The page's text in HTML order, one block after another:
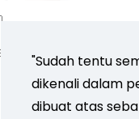
"Sudah tentu
dikenali dalam
dibuat atas